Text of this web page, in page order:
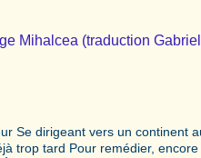
Mihalcea (traduction
Se dirigeant vers un continent
trop tard Pour remédier,